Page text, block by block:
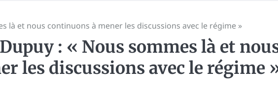
là et nous continuons à mener les discussions avec le régime »
: « Nous sommes là et
les discussions avec le régime